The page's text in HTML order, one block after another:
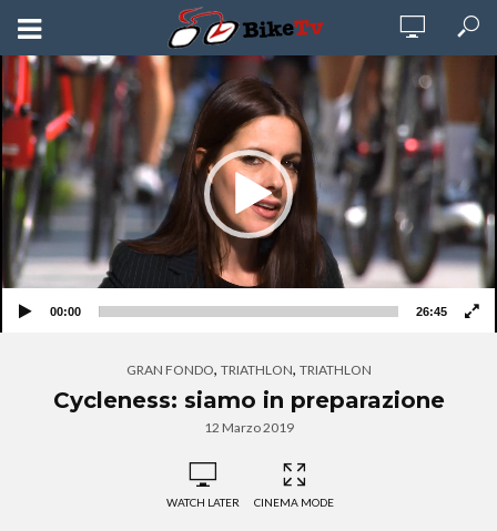
Video
Player
00:00 26:45
GRAN FONDO, TRIATHLON, TRIATHLON
Cycleness: siamo in preparazione
12 Marzo 2019
WATCH LATER CINEMA MODE